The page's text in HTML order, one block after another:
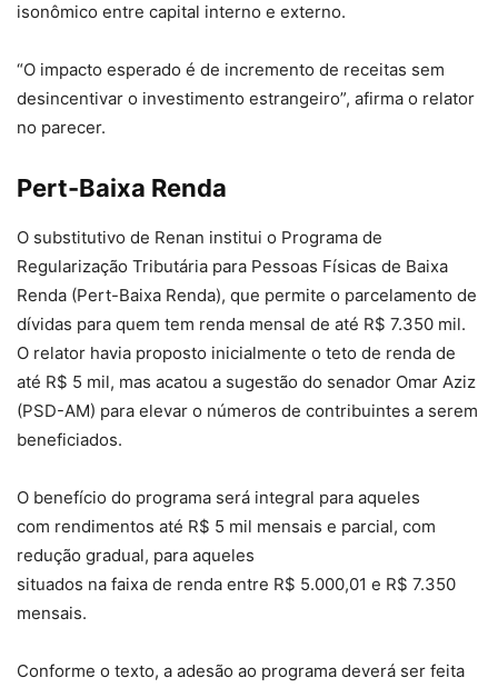
isonômico entre capital interno e externo.
“O impacto esperado é de incremento de receitas sem
desincentivar o investimento estrangeiro”, afirma o relator
no parecer.
Pert-Baixa Renda
O substitutivo de Renan institui o Programa de
Regularização Tributária para Pessoas Físicas de Baixa
Renda (Pert-Baixa Renda), que permite o parcelamento de
dívidas para quem tem renda mensal de até R$ 7.350 mil.
O relator havia proposto inicialmente o teto de renda de
até R$ 5 mil, mas acatou a sugestão do senador Omar Aziz
(PSD-AM) para elevar o números de contribuintes a serem
beneficiados.
O benefício do programa será integral para aqueles
com rendimentos até R$ 5 mil mensais e parcial, com
redução gradual, para aqueles
situados na faixa de renda entre R$ 5.000,01 e R$ 7.350
mensais.
Conforme o texto, a adesão ao programa deverá ser feita